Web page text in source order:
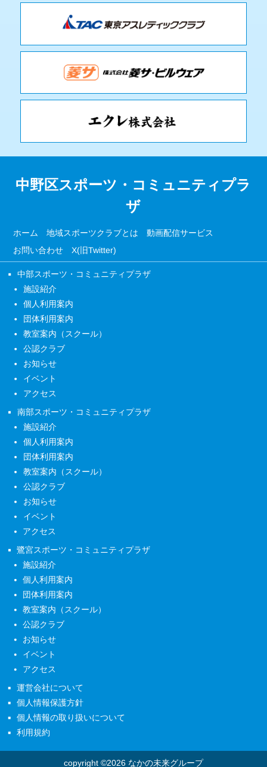
中野区スポーツ・コミュニティプラ
ザ
ホーム 地域スポーツクラブとは 動画配信サービス
お問い合わせ X(旧Twitter)
中部スポーツ・コミュニティプラザ
施設紹介
個人利用案内
団体利用案内
教室案内（スクール）
公認クラブ
お知らせ
イベント
アクセス
南部スポーツ・コミュニティプラザ
施設紹介
個人利用案内
団体利用案内
教室案内（スクール）
公認クラブ
お知らせ
イベント
アクセス
鷺宮スポーツ・コミュニティプラザ
施設紹介
個人利用案内
団体利用案内
教室案内（スクール）
公認クラブ
お知らせ
イベント
アクセス
運営会社について
個人情報保護方針
個人情報の取り扱いについて
利用規約
copyright ©2026 なかの未来グループ